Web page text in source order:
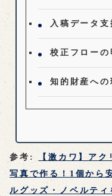
入稿データ支
校正フローの
知的財産への
参考:
【激カワ】ア
写真で作る！1個から
ルグッズ・ノベルテ